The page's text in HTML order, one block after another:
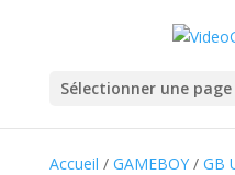
Sélectionner une page
Accueil / GAMEBOY/ GB